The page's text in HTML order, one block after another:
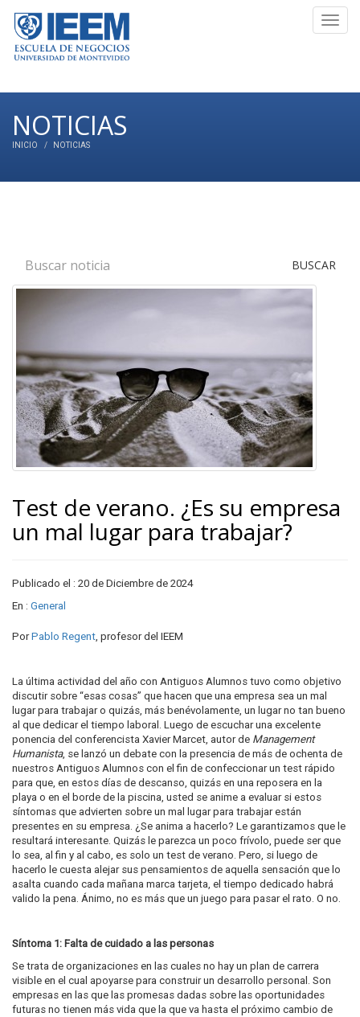
NOTICIAS
INICIO NOTICIAS
BUSCAR
Test de verano. ¿Es su empresa
un mal lugar para trabajar?
Publicado el : 20 de Diciembre de 2024
En : General
PorPablo Regent, profesor del IEEM
La última actividad del año con Antiguos Alumnos tuvo como objetivo
discutir sobre “esas cosas” que hacen que una empresa sea un mal
lugar para trabajar o quizás, más benévolamente, un lugar no tan bueno
al que dedicar el tiempo laboral. Luego de escuchar una excelente
ponencia del conferencista Xavier Marcet, autor de Management
Humanista, se lanzó un debate con la presencia de más de ochenta de
nuestros Antiguos Alumnos con el fin de confeccionar un test rápido
para que, en estos días de descanso, quizás en una reposera en la
playa o en el borde de la piscina, usted se anime a evaluar si estos
síntomas que advierten sobre un mal lugar para trabajar están
presentes en su empresa. ¿Se anima a hacerlo? Le garantizamos que le
resultará interesante. Quizás le parezca un poco frívolo, puede ser que
lo sea, al fin y al cabo, es solo un test de verano. Pero, si luego de
hacerlo le cuesta alejar sus pensamientos de aquella sensación que lo
asalta cuando cada mañana marca tarjeta, el tiempo dedicado habrá
valido la pena. Ánimo, no es más que un juego para pasar el rato. O no.
Síntoma 1: Falta de cuidado a las personas
Se trata de organizaciones en las cuales no hay un plan de carrera
visible en el cual apoyarse para construir un desarrollo personal. Son
empresas en las que las promesas dadas sobre las oportunidades
futuras no tienen más vida que la que va hasta el próximo cambio de